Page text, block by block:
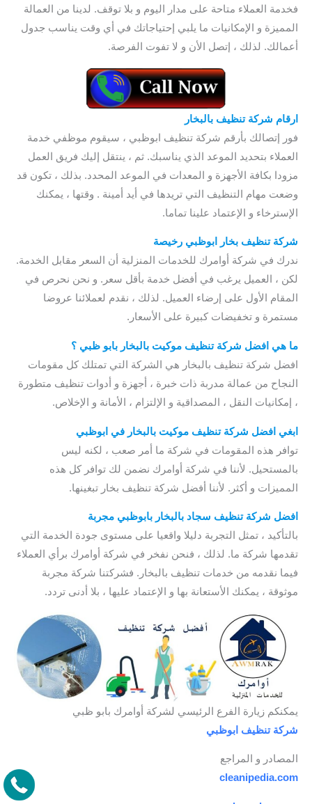
فخدمة العملاء متاحة على مدار اليوم و بلا توقف. لدينا من العمالة
المميزة و الإمكانيات ما يلبي إحتياجاتك في أي وقت يناسب جدول
أعمالك. لذلك ، إتصل الأن و لا تفوت الفرصة.
ارقام شركة تنظيف بالبخار
فور إتصالك بأرقم شركة تنظيف ابوظبي ، سيقوم موظفي خدمة
العملاء بتحديد الموعد الذي يناسبك. ثم ، ينتقل إليك فريق العمل
مزودا بكافة الأجهزة و المعدات في الموعد المحدد. بذلك ، تكون قد
وضعت مهام التنظيف التي تريدها في أيد أمينة . وقتها ، يمكنك
الإسترخاء و الإعتماد علينا تماما.
شركة تنظيف بخار ابوظبي رخيصة
ندرك في شركة أوامرك للخدمات المنزلية أن السعر مقابل الخدمة.
لكن ، العميل يرغب في أفضل خدمة بأقل سعر. و نحن نحرص في
المقام الأول على إرضاء العميل. لذلك ، نقدم لعملائنا عروضا
مستمرة و تخفيضات كبيرة على الأسعار.
ما هي افضل شركة تنظيف موكيت بالبخار بابو ظبي ؟
افضل شركة تنظيف بالبخار هي الشركة التي تمتلك كل مقومات
النجاح من عمالة مدربة ذات خبرة ، أجهزة و أدوات تنظيف متطورة
، إمكانيات النقل ، المصداقية و الإلتزام ، الأمانة و الإخلاص.
ابغي افضل شركة تنظيف موكيت بالبخار في ابوظبي
توافر هذه المقومات في شركة ما أمر صعب ، لكنه ليس
بالمستحيل. لأننا في شركة أوامرك نضمن لك توافر كل هذه
المميزات و أكثر. لأننا أفضل شركة تنظيف بخار تبغينها.
افضل شركة تنظيف سجاد بالبخار بابوظبي مجربة
بالتأكيد ، تمثل التجربة دليلا واقعيا على مستوى جودة الخدمة التي
تقدمها شركة ما. لذلك ، فنحن نفخر في شركة أوامرك برأي العملاء
فيما نقدمه من خدمات تنظيف بالبخار. فشركتنا شركة مجربة
موثوقة ، يمكنك الأستعانة بها و الإعتماد عليها ، بلا أدنى تردد.
يمكنكم زيارة الفرع الرئيسي لشركة أوامرك بابو ظبي
شركة تنظيف ابوظبي
المصادر و المراجع
cleanipedia.com